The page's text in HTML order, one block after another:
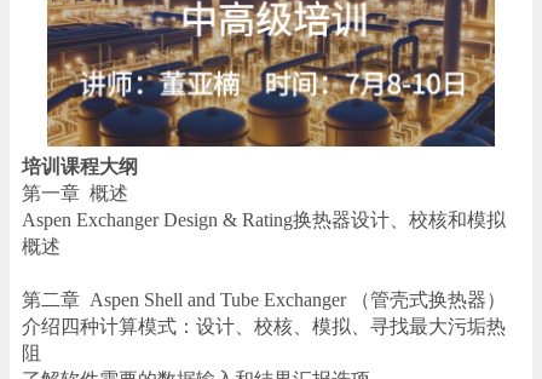
培训课程大纲
第一章 概述
Aspen Exchanger Design & Rating换热器设计、校核和模拟
概述
第二章 Aspen Shell and Tube Exchanger （管壳式换热器）
介绍四种计算模式：设计、校核、模拟、寻找最大污垢热
阻